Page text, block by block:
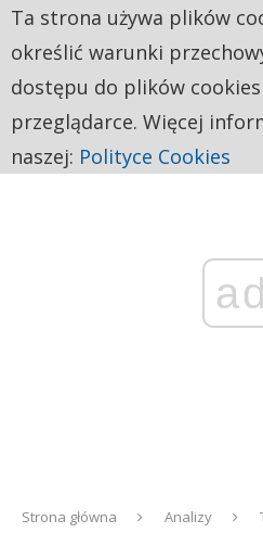
ad
Strona główna Analizy
Ta strona używa plików
określić warunki
dostępu do plików
przeglądarce. Więcej
naszej: Polityce Cookies